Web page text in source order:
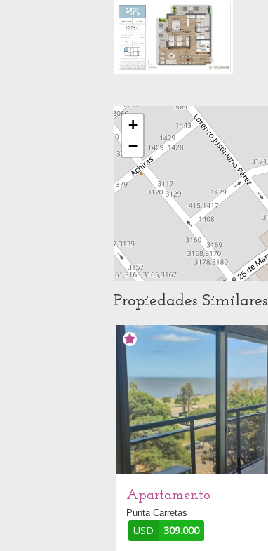
+
−
Propiedades Similares
Apartamento
Punta Carretas
USD 309.000